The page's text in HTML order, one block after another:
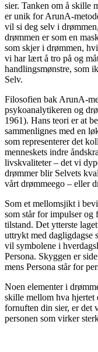
sier. Tanken om å skille
er unik for ArunA-
vil si deg selv i
drømmen er som en
som skjer i drømmen,
vi har lært å tro på og
handlingsmønstre, som
Selv.
Filosofien bak ArunA-
psykoanalytikeren og
1961). Hans teori er at
sammenlignes med en
som representerer det
menneskets indre
livskvaliteter – det vi
drømmer blir Selvets
vårt drømmeego – eller
Som et mellomsjikt i
som står for impulser og
tilstand. Det ytterste
uttrykt med dagligdagse
vil symbolene i
Persona. Skyggen er
mens Persona står for
Noen elementer i
skille mellom hva hjertet
fornuften din sier, er det
personen som virker